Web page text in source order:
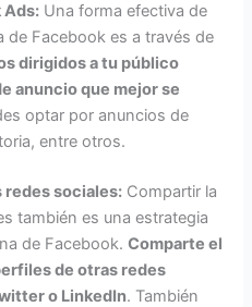
Ads: Una forma efectiva de
de Facebook es a través de
dirigidos a tu público
anuncio que mejor se
optar por anuncios de
entre otros.
redes sociales: Compartir la
también es una estrategia
de Facebook.Comparte el
de otras redes
o LinkedIn. También